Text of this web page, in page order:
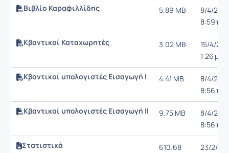
Βιβλίο Καραφιλλίδης 5.89 MB
8/4/24,
8:59 π.μ.
Κβαντικοί Καταχωρητές 3.02 MB
15/4/24,
1:26 μ.μ.
Κβαντικοί υπολογιστές Εισαγωγή Ι 4.41 MB
8/4/24,
8:56 π.μ.
Κβαντικοί υπολογιστές Εισαγωγή ΙΙ 9.75 MB
8/4/24,
8:56 π.μ.
Στατιστικά
610.68
23/2/25,